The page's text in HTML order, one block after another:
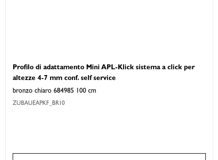
Profilo di adattamento Mini APL-Klick sistema a click per
altezze 4-7 mm conf. self service
bronzo chiaro 684985 100 cm
ZUBAUEAPKF_BR10